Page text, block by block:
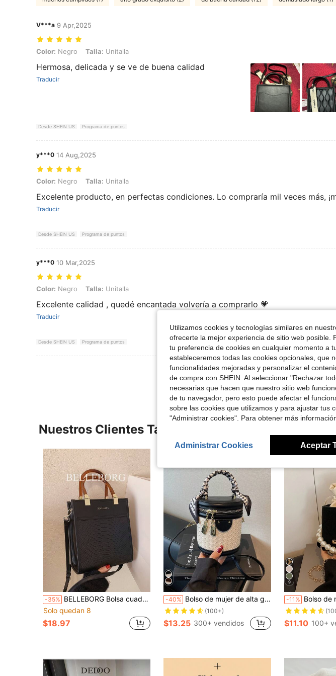
V***a 9 Apr,2025
Color: Negro, Talla: Unitalla
Color: Negro Talla: Unitalla
Hermosa, delicada y se ve de buena calidad
Traducir
Desde SHEIN US Programa de puntos
y***0 14 Aug,2025
Color: Negro, Talla: Unitalla
Color: Negro Talla: Unitalla
Excelente producto, en perfectas condiciones. Lo compraría mil veces más,
Traducir
Desde SHEIN US Programa de puntos
y***0 10 Mar,2025
Color: Negro, Talla: Unitalla
Color: Negro Talla: Unitalla
Excelente calidad , quedé encantada volvería a comprarlo 💗
Traducir
Desde SHEIN US Programa de puntos
Ver Más Reseñas
Nuestros Clientes También Vieron
-35% BELLEBORG Bolsa cuadrada con estampado de letra de piel de serpiente en relieve
Solo quedan 8
$18.97
-40% Bolso de mujer de alta gama versátil para el verano, con textura tejida de color contrastante y estilo cubo
(100+)
$13.25 300+ vendidos
9
-11% Bolso de mano con cordón y perlas
$11.10 100+
Utilizamos cookies y tecnologías similares en
ofrecerte la mejor experiencia de sitio web posible.
tu preferencia de cookies en cualquier momento a
estableceremos todas las cookies opcionales, que
funcionalidades mejoradas y personalizar el
de compra con SHEIN. Al seleccionar "Rechazar
necesarias que hacen que nuestro sitio web
de tu navegador, pero esto puede afectar el
sobre las cookies que utilizamos y para ajustar tus
"Administrar cookies". Para obtener más
Administrar Cookies Aceptar